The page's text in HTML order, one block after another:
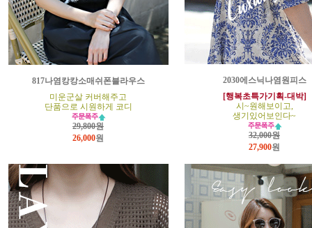
817나염캉캉소매쉬폰블라우스
미운군살 커버해주고
단품으로 시원하게 코디
29,800원
26,000원
2030에스닉나염원피스
[행복초특가기획-대박]
시~원해보이고,
생기있어보인다~
32,000원
27,900원